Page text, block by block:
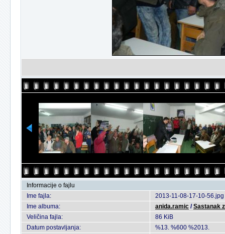
Informacije o fajlu
Ime fajla:
2013-11-08-17-10-56.jpg
Ime albuma:
anida.ramic /Sastanak
Veličina fajla:
86 KiB
Datum postavljanja:
%13. %600 %2013.